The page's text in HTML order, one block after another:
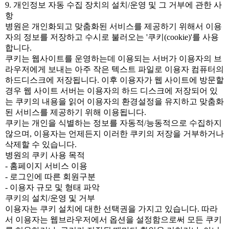
9. 개인정보 자동 수집 장치의 설치/운영 및 그 거부에 관한 사
항
병원은 개인화되고 맞춤화된 서비스를 제공하기 위해서 이용
자의 정보를 저장하고 수시로 불러오는 '쿠키(cookie)'를 사용
합니다.
쿠키는 웹사이트를 운영하는데 이용되는 서버가 이용자의 브
라우저에게 보내는 아주 작은 텍스트 파일로 이용자 컴퓨터의
하드디스크에 저장됩니다. 이후 이용자가 웹 사이트에 방문할
경우 웹 사이트 서버는 이용자의 하드 디스크에 저장되어 있
는 쿠키의 내용을 읽어 이용자의 환경설정을 유지하고 맞춤화
된 서비스를 제공하기 위해 이용됩니다.
쿠키는 개인을 식별하는 정보를 자동적/능동적으로 수집하지
않으며, 이용자는 언제든지 이러한 쿠키의 저장을 거부하거나
삭제할 수 있습니다.
병원의 쿠키 사용 목적
- 홈페이지 서비스 이용
- 로그인에 따른 회원구분
- 이용자 규모 및 형태 파악
쿠키의 설치/운영 및 거부
이용자는 쿠키 설치에 대한 선택권을 가지고 있습니다. 따라
서 이용자는 웹브라우저에서 옵션을 설정함으로써 모든 쿠키